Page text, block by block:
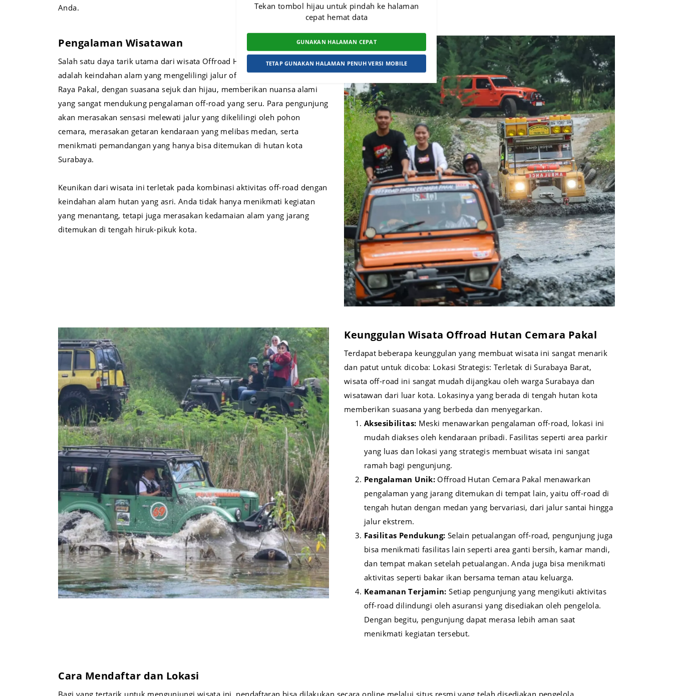
Tekan tombol hijau untuk pindah ke halaman
cepat hemat data
GUNAKAN HALAMAN CEPAT
TETAP GUNAKAN HALAMAN PENUH VERSI MOBILE
Anda.
Pengalaman Wisatawan
Salah satu daya tarik utama dari wisata Offroad Hutan Cemara Pakal
adalah keindahan alam yang mengelilingi jalur off-road. Taman Hutan
Raya Pakal, dengan suasana sejuk dan hijau, memberikan nuansa alami
yang sangat mendukung pengalaman off-road yang seru. Para pengunjung
akan merasakan sensasi melewati jalur yang dikelilingi oleh pohon
cemara, merasakan getaran kendaraan yang melibas medan, serta
menikmati pemandangan yang hanya bisa ditemukan di hutan kota
Surabaya.
Keunikan dari wisata ini terletak pada kombinasi aktivitas off-road dengan
keindahan alam hutan yang asri. Anda tidak hanya menikmati kegiatan
yang menantang, tetapi juga merasakan kedamaian alam yang jarang
ditemukan di tengah hiruk-pikuk kota.
Keunggulan Wisata Offroad Hutan Cemara Pakal
Terdapat beberapa keunggulan yang membuat wisata ini sangat menarik
dan patut untuk dicoba: Lokasi Strategis: Terletak di Surabaya Barat,
wisata off-road ini sangat mudah dijangkau oleh warga Surabaya dan
wisatawan dari luar kota. Lokasinya yang berada di tengah hutan kota
memberikan suasana yang berbeda dan menyegarkan.
Aksesibilitas: Meski menawarkan pengalaman off-road, lokasi ini
mudah diakses oleh kendaraan pribadi. Fasilitas seperti area parkir
yang luas dan lokasi yang strategis membuat wisata ini sangat
ramah bagi pengunjung.
Pengalaman Unik: Offroad Hutan Cemara Pakal menawarkan
pengalaman yang jarang ditemukan di tempat lain, yaitu off-road di
tengah hutan dengan medan yang bervariasi, dari jalur santai hingga
jalur ekstrem.
Fasilitas Pendukung: Selain petualangan off-road, pengunjung juga
bisa menikmati fasilitas lain seperti area ganti bersih, kamar mandi,
dan tempat makan setelah petualangan. Anda juga bisa menikmati
aktivitas seperti bakar ikan bersama teman atau keluarga.
Keamanan Terjamin:Setiap pengunjung yang mengikuti aktivitas
off-road dilindungi oleh asuransi yang disediakan oleh pengelola.
Dengan begitu, pengunjung dapat merasa lebih aman saat
menikmati kegiatan tersebut.
Cara Mendaftar dan Lokasi
Bagi yang tertarik untuk mengunjungi wisata ini, pendaftaran bisa dilakukan secara online melalui situs resmi yang telah disediakan pengelola.